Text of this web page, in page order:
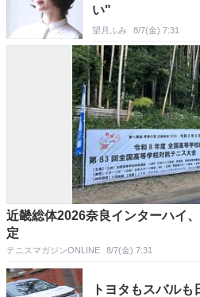
い"
望月ふみ 8/7(金) 7:31
近畿総体2026奈良インターハイ
定
テニスマガジンONLINE 8/7(金) 7:31
トヨタもスバル